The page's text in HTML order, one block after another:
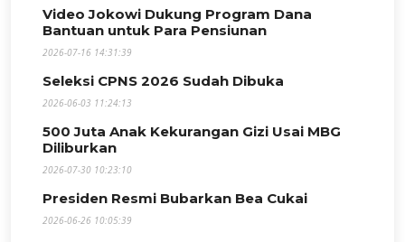
Video Jokowi Dukung Program Dana
Bantuan untuk Para Pensiunan
2026-07-16 14:31:39
Seleksi CPNS 2026 Sudah Dibuka
2026-06-03 11:24:13
500 Juta Anak Kekurangan Gizi Usai MBG
Diliburkan
2026-07-30 10:23:10
Presiden Resmi Bubarkan Bea Cukai
2026-06-26 10:05:39